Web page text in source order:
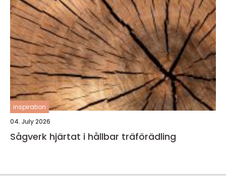
inspiration
04. July 2026
Sågverk hjärtat i hållbar träförädling